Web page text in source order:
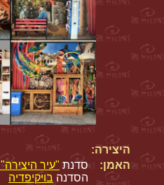
היצירה:
האמן:
סדנת "עיר היצירה" CitéCréation
הסדנה בויקיפדיה